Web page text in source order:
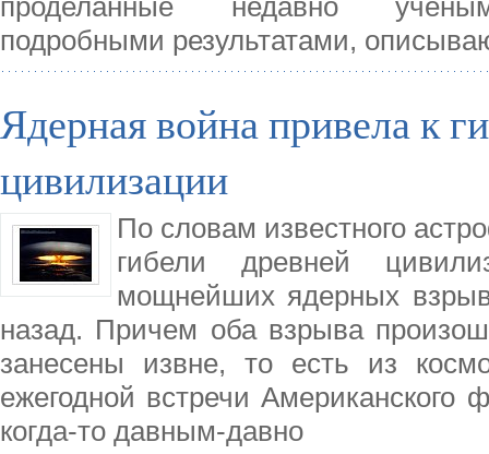
подробными результатами,
Ядерная война привела к
цивилизации
По словам известного
гибели древней
мощнейших ядерных
назад. Причем оба взрыва
занесены извне, то есть из
ежегодной встречи Американского
когда-то давным-давно